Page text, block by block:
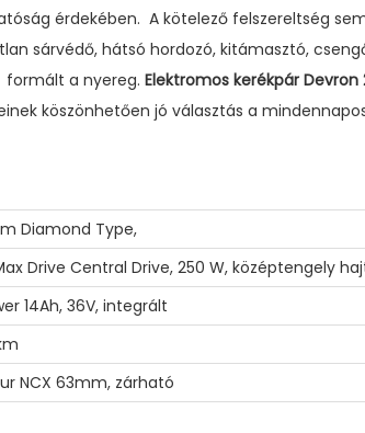
érdekében. A kötelező felszereltség
sárvédő, hátsó hordozó, kitámasztó,
a nyereg. Elektromos kerékpár Devron
köszönhetően jó választás a
Diamond Type,
Drive Central Drive, 250 W, középtengely
14Ah, 36V, integrált
NCX 63mm, zárható